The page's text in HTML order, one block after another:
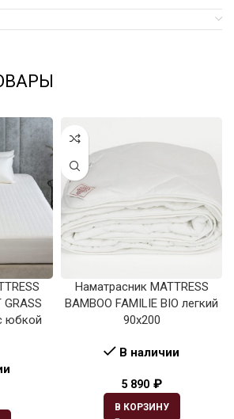
GRASS
юбкой
Наматрасник MATTRESS
BAMBOO FAMILIE BIO легкий
90х200
В наличии
5 890 ₽
В КОРЗИНУ